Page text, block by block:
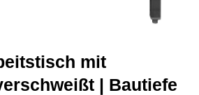
mit
| Bautiefe